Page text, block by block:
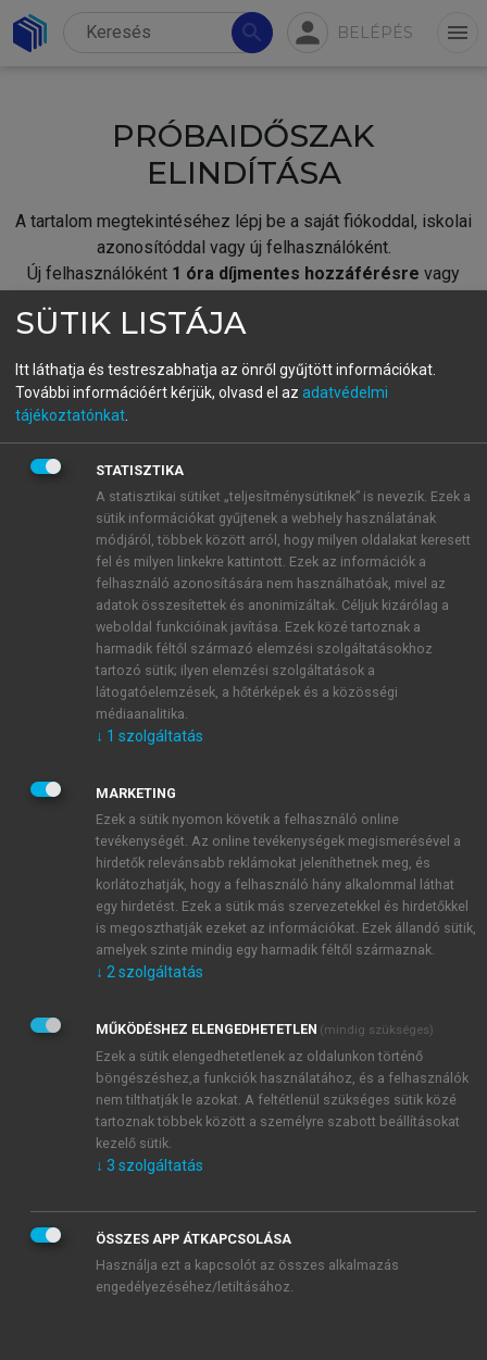
search person BELÉPÉS menu
PRÓBAIDŐSZAK
ELINDÍTÁSA
A tartalom megtekintéséhez lépj be a saját fiókoddal, iskolai
azonosítóddal vagy új felhasználóként.
Új felhasználóként 1 óra díjmentes hozzáférésre vagy
fiókoddal,vagy hozz létre új fiókot.
A regisztráció után apróbaidőszakautomatikusan
BELÉPÉS SAJÁT FIÓKKAL
ÚJ FIÓK LÉTREHOZÁSA
1 óra díjmentes hozzáférés
E-MAIL-CÍM
JELSZÓ
JELSZÓ ÚJRA
Kérek értesítést a MeRSZ újdonságairól, akcióiról.
Kérek értesítést az Akadémiai Kiadó Zrt. újdonságairól,
Adatkezelési tájékoztatóbanfoglaltakat tudomásul
veszem és elfogadom.
Általános vásárlási feltételeket, valamint a szotar.netés a
mersz.huoldalak licencszerződéseiben foglaltakat
tudomásul veszem és elfogadom.
KIPRÓBÁLOM
SÜTIK LISTÁJA
Itt láthatja és testreszabhatja az önről gyűjtött információkat.
További információért kérjük, olvasd el az adatvédelmi
tájékoztatónkat
STATISZTIKA
A statisztikai sütiket „teljesítménysütiknek” is nevezik. Ezek a
sütik információkat gyűjtenek a webhely használatának
módjáról, többek között arról, hogy milyen oldalakat keresett
fel és milyen linkekre kattintott. Ezek az információk a
felhasználó azonosítására nem használhatóak, mivel az
adatok összesítettek és anonimizáltak. Céljuk kizárólag a
weboldal funkcióinak javítása. Ezek közé tartoznak a
harmadik féltől származó elemzési szolgáltatásokhoz
tartozó sütik; ilyen elemzési szolgáltatások a
látogatóelemzések, a hőtérképek és a közösségi
médiaanalitika.
↓ 1 szolgáltatás
MARKETING
Ezek a sütik nyomon követik a felhasználó online
tevékenységét. Az online tevékenységek megismerésével a
hirdetők relevánsabb reklámokat jeleníthetnek meg, és
korlátozhatják, hogy a felhasználó hány alkalommal láthat
egy hirdetést. Ezek a sütik más szervezetekkel és hirdetőkkel
is megoszthatják ezeket az információkat. Ezek állandó sütik,
amelyek szinte mindig egy harmadik féltől származnak.
↓ 2 szolgáltatás
MŰKÖDÉSHEZ ELENGEDHETETLEN (mindig szükséges)
Ezek a sütik elengedhetetlenek az oldalunkon történő
böngészéshez,a funkciók használatához, és a felhasználók
nem tilthatják le azokat. A feltétlenül szükséges sütik közé
tartoznak többek között a személyre szabott beállításokat
kezelő sütik.
↓ 3 szolgáltatás
ÖSSZES APP ÁTKAPCSOLÁSA
Használja ezt a kapcsolót az összes alkalmazás
engedélyezéséhez/letiltásához.